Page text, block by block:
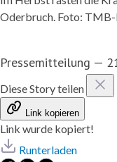
Oderbruch. Foto: TMB-
Pressemitteilung —
Diese Story teilen
Link kopieren
Link wurde kopiert!
Runterladen